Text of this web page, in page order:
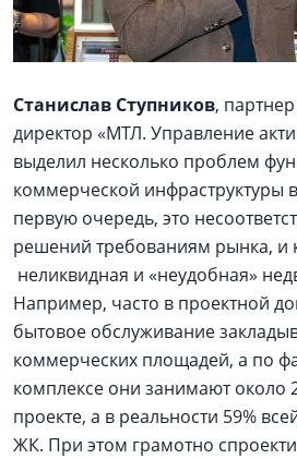
Станислав Ступников,
директор «МТЛ. Управление
выделил несколько проблем
коммерческой инфраструктуры
первую очередь, это
решений требованиям рынка, и
неликвидная и «неудобная»
Например, часто в проектной
бытовое обслуживание
коммерческих площадей, а по
комплексе они занимают около
проекте, а в реальности 59%
ЖК. При этом грамотно